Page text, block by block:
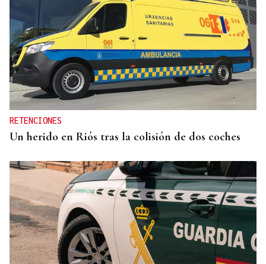
INCLUSIÓN
Las personas con ceguera disfrutarán del eclipse
en espacios de sonificación
RETENCIONES
Un herido en Riós tras la colisión de dos coches